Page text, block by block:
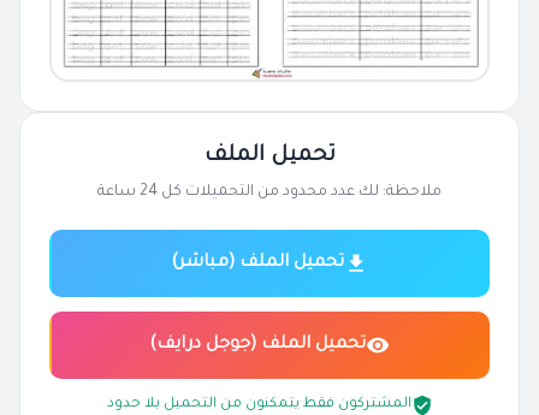
تحميل الملف
ملاحظة: لك عدد محدود من التحميلات كل 24 ساعة
تحميل الملف (مباشر)
تحميل الملف (جوجل درايف)
المشتركون فقط يتمكنون من التحميل بلا حدود